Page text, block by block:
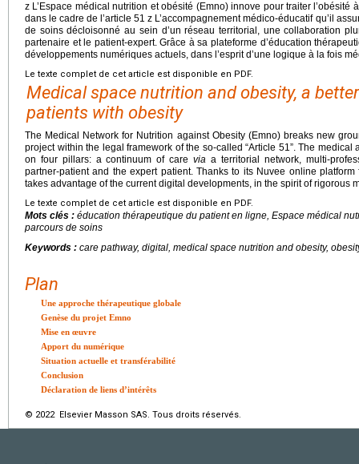
z L’Espace médical nutrition et obésité (Emno) innove pour traiter l’obésité
dans le cadre de l’article 51 z L’accompagnement médico-éducatif qu’il
de soins décloisonné au sein d’un réseau territorial, une collaboration
partenaire et le patient-expert. Grâce à sa plateforme d’éducation
développements numériques actuels, dans l’esprit d’une logique à la fois
Le texte complet de cet article est disponible en PDF.
Medical space nutrition and obesity, a
patients with obesity
The Medical Network for Nutrition against Obesity (Emno) breaks new
project within the legal framework of the so-called “Article 51”. The
on four pillars: a continuum of carevia a territorial network, multi-
partner-patient and the expert patient. Thanks to its Nuvee online
takes advantage of the current digital developments, in the spirit of rigorous
Le texte complet de cet article est disponible en PDF.
Mots clés : éducation thérapeutique du patient en ligne, Espace médical
parcours de soins
Keywords : care pathway, digital, medical space nutrition and obesity,
Plan
Une approche thérapeutique globale
Genèse du projet Emno
Mise en œuvre
Apport du numérique
Situation actuelle et transférabilité
Conclusion
Déclaration de liens d’intérêts
© 2022 Elsevier Masson SAS. Tous droits réservés.